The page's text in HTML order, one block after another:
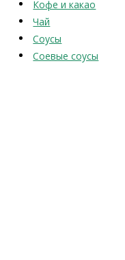
Кофе и какао
Чай
Соусы
Соевые соусы